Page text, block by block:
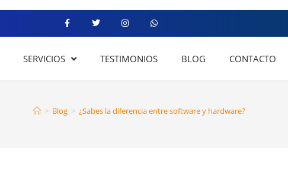
SERVICIOS TESTIMONIOS BLOG CONTACTO
> Blog > ¿Sabes la diferencia entre software y hardware?